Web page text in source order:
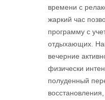
времени с
жаркий час
программу с
отдыхающих.
вечерние
физически
полуденный